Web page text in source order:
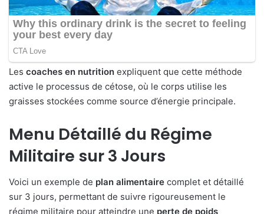
Les coaches en nutrition expliquent que cette méthode
active le processus de cétose, où le corps utilise les
graisses stockées comme source d’énergie principale.
Menu Détaillé du Régime
Militaire sur 3 Jours
Voici un exemple de plan alimentaire complet et détaillé
sur 3 jours, permettant de suivre rigoureusement le
régime militaire pour atteindre une perte de poids